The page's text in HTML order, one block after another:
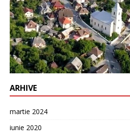
ARHIVE
martie 2024
iunie 2020